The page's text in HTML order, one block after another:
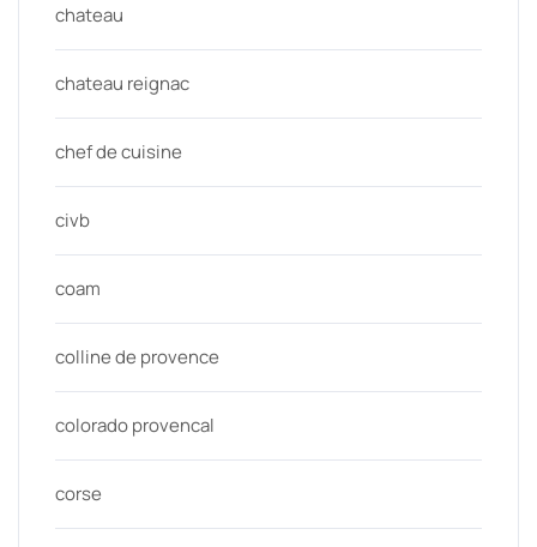
chateau
chateau reignac
chef de cuisine
civb
coam
colline de provence
colorado provencal
corse